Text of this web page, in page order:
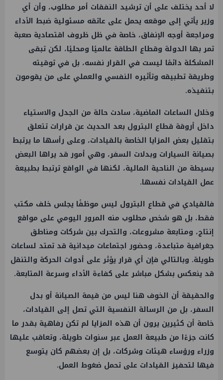
لا أحد يختلف على أن ترشيد النفقات أمر مطلوب، وأن أي
وزير يأتي إلى موقعه يحمل على عاتقه مسئولية ضبط الأداء
ومراجعة أوجه الإنفاق، خاصة في ظل ظروف اقتصادية صعبة
تمر بها الدولة وقطاع الطاقة عالميًا ومحليًا، لكن تبقى
المشكلة دائمًا ليست في القرار نفسه، بل في توقيته
وطريقة تطبيقه وتأثيره النفسي والعملي على من يقومون
بتنفيذه.
وخلال الساعات الماضية، سادت حالة من الجدل والاستياء
داخل أروقة قطاع البترول بعد الحديث عن قرارات تتعلق
بتقليل بعض المزايا الخاصة بالقيادات، وعلى رأسها ما يرتبط
بصيانة السيارات وبدلات السفر، وهي أمور قد يراها البعض
بسيطة من الناحية المالية، لكنها في الواقع ترتبط بطبيعة
عمل القيادات نفسها.
فالقيادي في قطاع البترول ليس موظفًا يجلس خلف مكتب
فقط، بل هو شخص مطلوب منه المرور اليومي على مواقع
إنتاج، ومتابعة مشروعات، والتحرك بين شركات ومناطق
جغرافية متباعدة، وحضور اجتماعات ميدانية قد تمتد لساعات
طويلة. وبالتالي فإن أي قرار يؤثر على أدوات الحركة والتنقل
قد ينعكس بشكل مباشر على كفاءة الأداء وسرعة المتابعة.
والحقيقة أن الخوف هنا ليس من قيمة الصيانة أو بدل
السفر، بل من الرسالة النفسية التي تصل إلى القيادات،
خاصة أن كثيرين يرون أن هذه المزايا لم تكن رفاهية بقدر ما
كانت جزءًا من طبيعة العمل عبر سنوات طويلة، وتعاقب عليها
وزراء ورؤساء هيئات وشركات، بل إن بعضهم كان يتوسع
فيها لتحفيز القيادات على تحمل ضغوط العمل.